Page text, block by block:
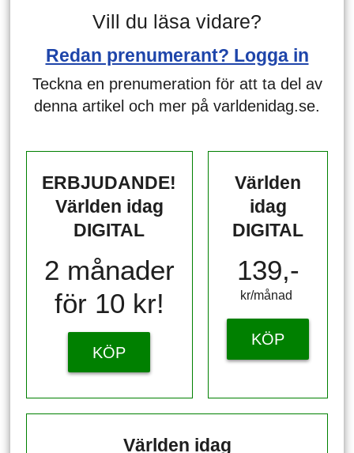
Vill du läsa vidare?
Redan prenumerant? Logga in
Teckna en prenumeration för att ta del av
denna artikel och mer på varldenidag.se.
ERBJUDANDE!
Världen idag
DIGITAL
2 månader
för 10 kr!
KÖP
Världen
idag
DIGITAL
139,-
kr/månad ​​​​​​
KÖP
Världen idag